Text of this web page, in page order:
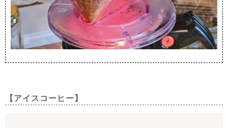
【アイスコーヒー】